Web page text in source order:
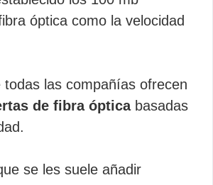
óptica como la velocidad
todas las compañías ofrecen
de fibra ópticabasadas
se les suele añadir